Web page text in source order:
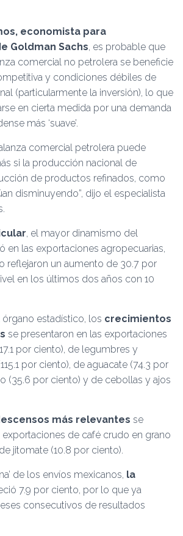
economista para
Goldman Sachs, es probable que
comercial no petrolera se beneficie
y condiciones débiles de
(particularmente la inversión), lo que
en cierta medida por una demanda
más ‘suave’.
comercial petrolera puede
si la producción nacional de
de productos refinados, como
disminuyendo”, dijo el especialista
, el mayor dinamismo del
en las exportaciones agropecuarias,
reflejaron un aumento de 30.7 por
en los últimos dos años con 10
estadístico, los crecimientos
se presentaron en las exportaciones
por ciento), de legumbres y
por ciento), de aguacate (74.3 por
(35.6 por ciento) y de cebollas y ajos
más relevantes se
exportaciones de café crudo en grano
jitomate (10.8 por ciento).
de los envíos mexicanos, la
7.9 por ciento, por lo que ya
consecutivos de resultados